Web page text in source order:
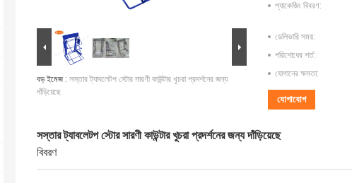
বড় ইমেজ : সস্তার ট্যাবলেটপ স্টোর সারণী কাউন্টার খুচরা প্রদর্শনের জন্য
দাঁড়িয়েছে
প্যাকেজিং বিবরণ:
ডেলিভারি সময়:
পরিশোধের শর্ত:
যোগানের ক্ষমতা:
যোগাযোগ
সস্তার ট্যাবলেটপ স্টোর সারণী কাউন্টার খুচরা প্রদর্শনের জন্য দাঁড়িয়েছে
বিবরণ